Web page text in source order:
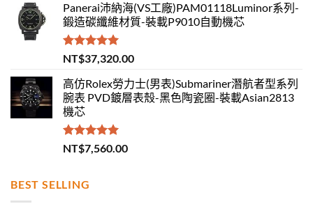
Panerai沛納海(VS工廠)PAM01118Luminor系列-
鍛造碳纖維材質-裝載P9010自動機芯
評分5.00
滿分 5
NT$37,320.00
高仿Rolex勞力士(男表)Submariner潛航者型系列
腕表 PVD鍍層表殼-黑色陶瓷圈-裝載Asian2813
機芯
評分 5.00
滿分 5
NT$7,560.00
BEST SELLING